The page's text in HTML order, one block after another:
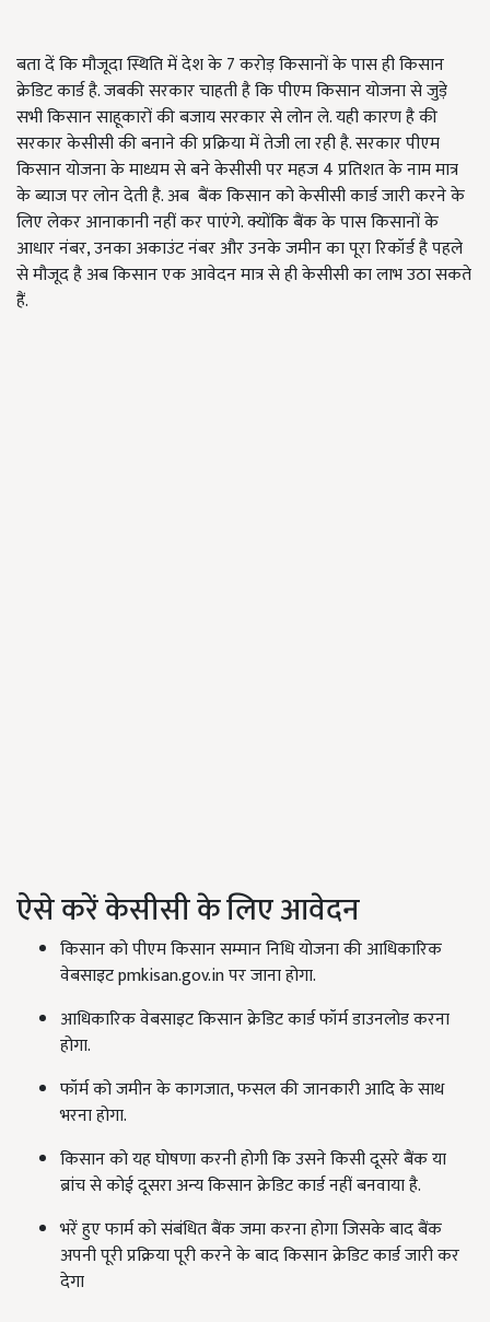
बता दें कि मौजूदा स्थिति में देश के 7 करोड़ किसानों के पास ही किसान
क्रेडिट कार्ड है. जबकी सरकार चाहती है कि पीएम किसान योजना से जुड़े
सभी किसान साहूकारों की बजाय सरकार से लोन ले. यही कारण है की
सरकार केसीसी की बनाने की प्रक्रिया में तेजी ला रही है. सरकार पीएम
किसान योजना के माध्यम से बने केसीसी पर महज 4 प्रतिशत के नाम मात्र
के ब्याज पर लोन देती है. अब बैंक किसान को केसीसी कार्ड जारी करने के
लिए लेकर आनाकानी नहीं कर पाएंगे. क्योंकि बैंक के पास किसानों के
आधार नंबर, उनका अकाउंट नंबर और उनके जमीन का पूरा रिकॉर्ड है पहले
से मौजूद है अब किसान एक आवेदन मात्र से ही केसीसी का लाभ उठा सकते
हैं.
ऐसे करें केसीसी के लिए आवेदन
किसान को पीएम किसान सम्मान निधि योजना की आधिकारिक
वेबसाइट pmkisan.gov.in पर जाना होगा.
आधिकारिक वेबसाइट किसान क्रेडिट कार्ड फॉर्म डाउनलोड करना
होगा.
फॉर्म को जमीन के कागजात, फसल की जानकारी आदि के साथ
भरना होगा.
किसान को यह घोषणा करनी होगी कि उसने किसी दूसरे बैंक या
ब्रांच से कोई दूसरा अन्य किसान क्रेडिट कार्ड नहीं बनवाया है.
भरें हुए फार्म को संबंधित बैंक जमा करना होगा जिसके बाद बैंक
अपनी पूरी प्रक्रिया पूरी करने के बाद किसान क्रेडिट कार्ड जारी कर
देगा